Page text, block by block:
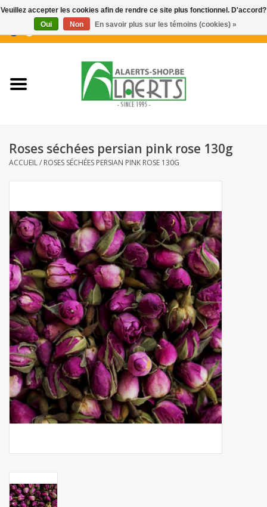
0 Articles - €0,00
Nouveautés
Biscuits pour le café
Boissons
Biscuits apéritifs / Snacks salés
Botanicals
Bonbons pour la bonbonnière
Rouleaux de caisse thermiques
Produits d'hygiène
Cadeaux d'entreprise
Matériel d'emballage
Roses séchées persian pink rose 130g
ACCUEIL/ ROSES SÉCHÉES PERSIAN PINK ROSE 130G
Veuillez accepter les cookies afin de rendre ce site plus fonctionnel. D'accord?
Oui
Non En savoir plus sur les témoins (cookies) »